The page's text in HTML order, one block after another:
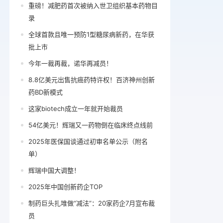
重磅！减肥药首次被纳入世卫组织基本药物目
录
全球首款且唯一预防1型糖尿病新药，在华获
批上市
今年一裁再裁，诺华再减员！
8.8亿美元出售抗癌药特许权！百济神州创新
药BD新模式
这家biotech成立一年就开始裁员
54亿美元！辉瑞又一药物倒在临床终点线前
2025年医保国谈通过初审名单公示（附名
单）
辉瑞中国大调整！
2025年中国创新药企TOP
制药巨头扎堆做“减法”：20家药企7月宣布裁
员